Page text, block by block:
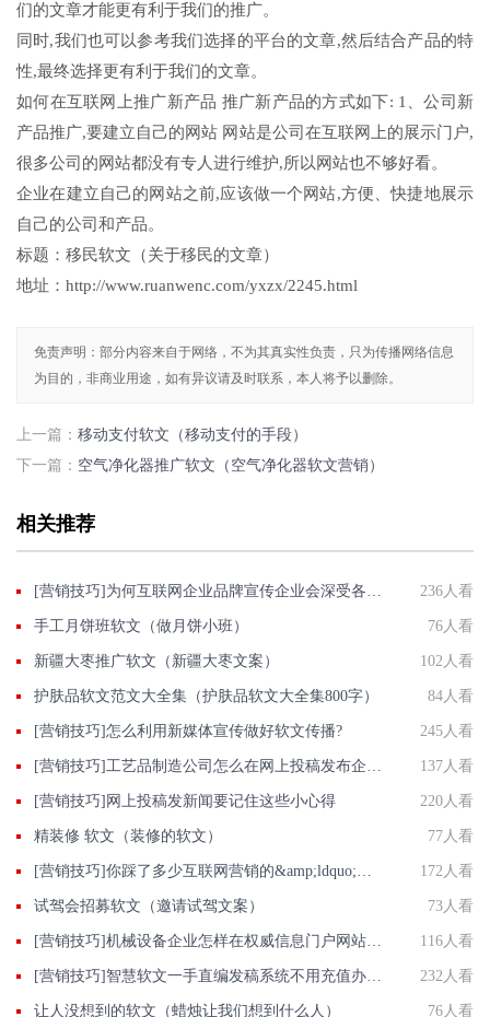
们的文章才能更有利于我们的推广。
同时,我们也可以参考我们选择的平台的文章,然后结合产品的特
性,最终选择更有利于我们的文章。
如何在互联网上推广新产品 推广新产品的方式如下: 1、公司新
产品推广,要建立自己的网站 网站是公司在互联网上的展示门户,
很多公司的网站都没有专人进行维护,所以网站也不够好看。
企业在建立自己的网站之前,应该做一个网站,方便、快捷地展示
自己的公司和产品。
标题：移民软文（关于移民的文章）
地址：http://www.ruanwenc.com/yxzx/2245.html
免责声明：部分内容来自于网络，不为其真实性负责，只为传播网络信息
为目的，非商业用途，如有异议请及时联系，本人将予以删除。
上一篇： 移动支付软文（移动支付的手段）
下一篇： 空气净化器推广软文（空气净化器软文营销）
相关推荐
[营销技巧]为何互联网企业品牌宣传企业会深受各行各业公司着迷？ 236人看
手工月饼班软文（做月饼小班） 76人看
新疆大枣推广软文（新疆大枣文案） 102人看
护肤品软文范文大全集（护肤品软文大全集800字） 84人看
[营销技巧]怎么利用新媒体宣传做好软文传播? 245人看
[营销技巧]工艺品制造公司怎么在网上投稿发布企业正能量推广稿件？ 137人看
[营销技巧]网上投稿发新闻要记住这些小心得 220人看
精装修 软文（装修的软文） 77人看
[营销技巧]你踩了多少互联网营销的&amp;ldquo;雷区&amp;rdquo;。 172人看
试驾会招募软文（邀请试驾文案） 73人看
[营销技巧]机械设备企业怎样在权威信息门户网站发稿? 116人看
[营销技巧]智慧软文一手直编发稿系统不用充值办代理花钱买会员批发价发新闻 232人看
让人没想到的软文（蜡烛让我们想到什么人） 76人看